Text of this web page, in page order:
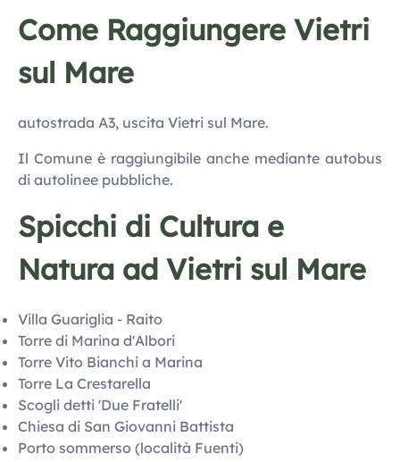
Come Raggiungere Vietri
sul Mare
autostrada A3, uscita Vietri sul Mare.
Il Comune è raggiungibile anche mediante autobus
di autolinee pubbliche.
Spicchi di Cultura e
Natura ad Vietri sul Mare
Villa Guariglia - Raito
Torre di Marina d'Albori
Torre Vito Bianchi a Marina
Torre La Crestarella
Scogli detti 'Due Fratelli'
Chiesa di San Giovanni Battista
Porto sommerso (località Fuenti)